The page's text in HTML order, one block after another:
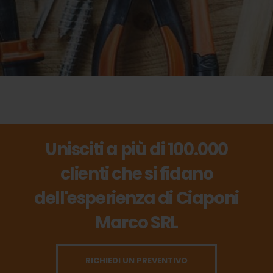
Unisciti a più di 100.000
clienti che si fidano
dell'esperienza di Ciaponi
Marco SRL
RICHIEDI UN PREVENTIVO